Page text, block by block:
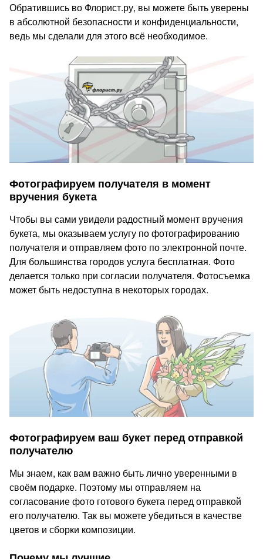
Обратившись во Флорист.ру, вы можете быть уверены
в абсолютной безопасности и конфиденциальности,
ведь мы сделали для этого всё необходимое.
Фотографируем получателя в момент
вручения букета
Чтобы вы сами увидели радостный момент вручения
букета, мы оказываем услугу по фотографированию
получателя и отправляем фото по электронной почте.
Для большинства городов услуга бесплатная. Фото
делается только при согласии получателя. Фотосъемка
может быть недоступна в некоторых городах.
Фотографируем ваш букет перед отправкой
получателю
Мы знаем, как вам важно быть лично уверенными в
своём подарке. Поэтому мы отправляем на
согласование фото готового букета перед отправкой
его получателю. Так вы можете убедиться в качестве
цветов и сборки композиции.